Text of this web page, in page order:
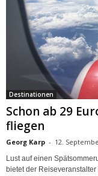
Destinationen
Schon ab 29
fliegen
Georg Karp - 12.
Lust auf einen
bietet der